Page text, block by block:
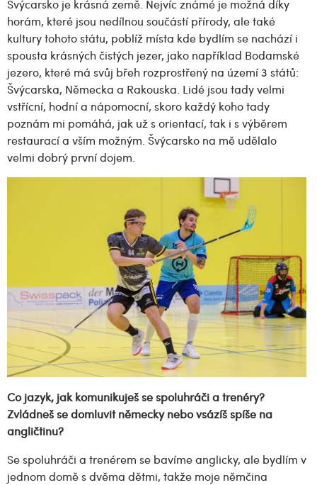
Švýcarsko je krásná země. Nejvíc známé je možná díky
horám, které jsou nedílnou součástí přírody, ale také
kultury tohoto státu, poblíž místa kde bydlím se nachází i
spousta krásných čistých jezer, jako například Bodamské
jezero, které má svůj břeh rozprostřený na území 3 států:
Švýcarska, Německa a Rakouska. Lidé jsou tady velmi
vstřícní, hodní a nápomocní, skoro každý koho tady
poznám mi pomáhá, jak už s orientací, tak i s výběrem
restaurací a vším možným. Švýcarsko na mě udělalo
velmi dobrý první dojem.
Co jazyk, jak komunikuješ se spoluhráči a trenéry?
Zvládneš se domluvit německy nebo vsázíš spíše na
angličtinu?
Se spoluhráči a trenérem se bavíme anglicky, ale bydlím v
jednom domě s dvěma dětmi, takže moje němčina